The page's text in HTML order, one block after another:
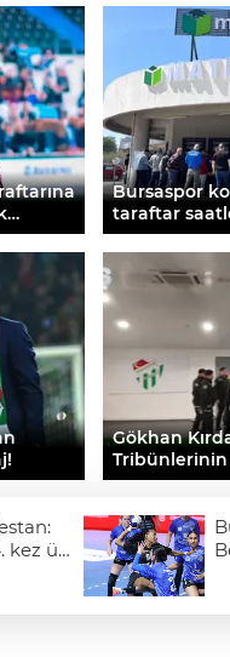
Bursaspor
taraftar
Gökhan
Müthiş."
kez üst